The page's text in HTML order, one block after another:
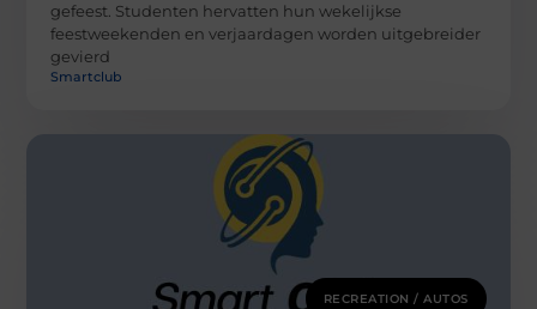
gefeest. Studenten hervatten hun wekelijkse
feestweekenden en verjaardagen worden uitgebreider
gevierd
Smartclub
RECREATION / AUTOS